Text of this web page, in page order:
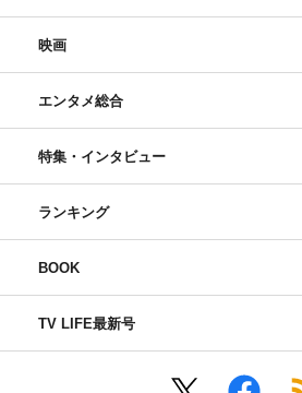
映画
エンタメ総合
特集・インタビュー
ランキング
BOOK
TV LIFE最新号